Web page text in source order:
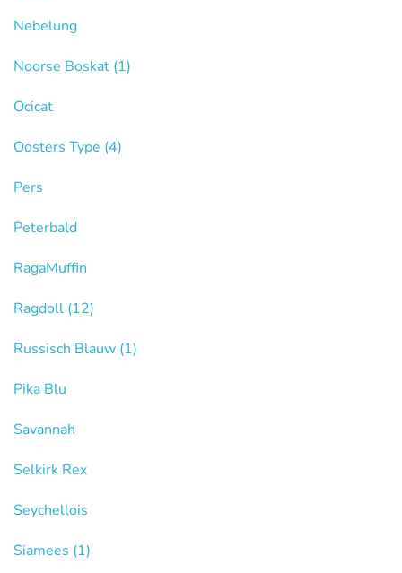
Nebelung
Noorse Boskat (1)
Ocicat
Oosters Type (4)
Pers
Peterbald
RagaMuffin
Ragdoll (12)
Russisch Blauw (1)
Pika Blu
Savannah
Selkirk Rex
Seychellois
Siamees (1)